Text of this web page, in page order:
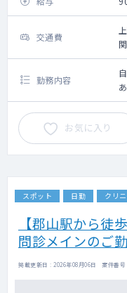
交通費
勤務内容
お気に入り
スポット 日勤 クリ
【郡山駅から徒
問診メインのご
掲載更新日 : 2026年08月06日 案件番号